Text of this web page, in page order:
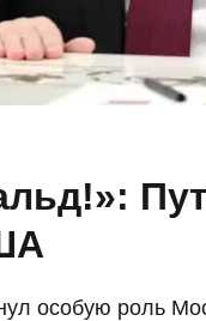
особую роль